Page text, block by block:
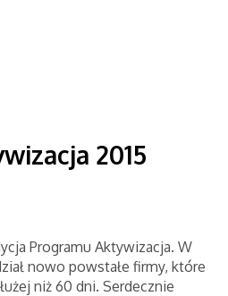
2015
Programu Aktywizacja. W
nowo powstałe firmy, które
niż 60 dni. Serdecznie